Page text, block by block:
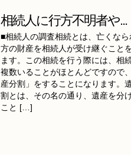
相続人に行方不明者や...
■相続人の調査相続とは、亡くなら
方の財産を相続人が受け継ぐこと
ます。この相続を行う際には、相
複数いることがほとんどですので
産分割」をすることになります。
割とは、その名の通り、遺産を分
こと […]